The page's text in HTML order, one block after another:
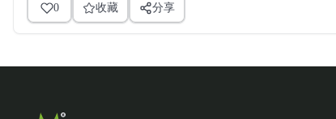
0 收藏 分享